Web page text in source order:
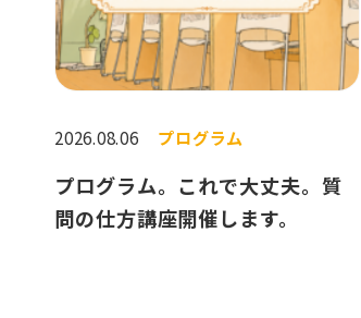
2026.08.06 プログラム
プログラム。これで大丈夫。質
問の仕方講座開催します。